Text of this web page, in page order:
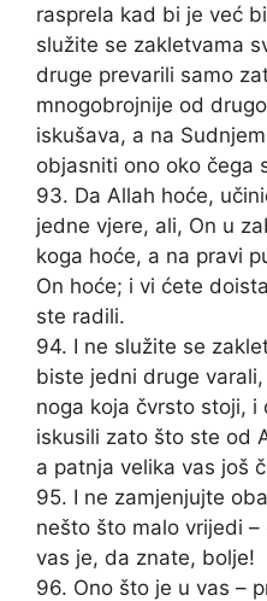
rasprela kad bi je već
služite se zakletvama
druge prevarili samo
mnogobrojnije od
iskušava, a na
objasniti ono oko čega
93. Da Allah hoće,
jedne vjere, ali, On u
koga hoće, a na pravi
On hoće; i vi ćete
ste radili.
94. I ne služite se
biste jedni druge
noga koja čvrsto stoji, i
iskusili zato što ste od
a patnja velika vas još
95. I ne zamjenjujte
nešto što malo vrijedi
vas je, da znate, bolje!
96. Ono što je u vas –